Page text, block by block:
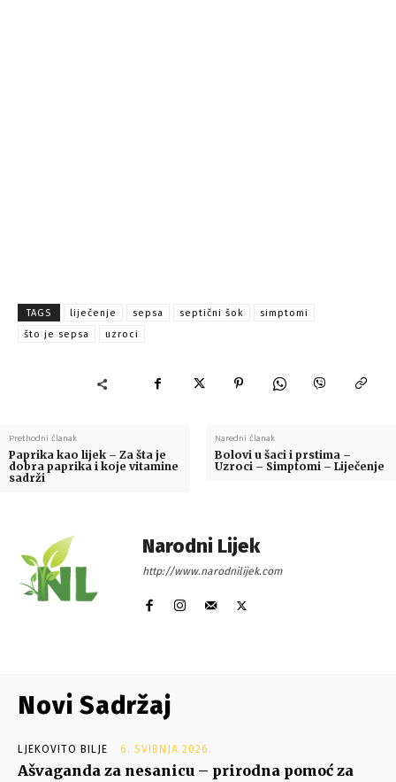
TAGS liječenje sepsa septični šok
simptomi
što je sepsa
uzroci
Prethodni članak
Paprika kao lijek – Za šta je
dobra paprika i koje vitamine
sadrži
Naredni članak
Bolovi u šaci i prstima –
Uzroci – Simptomi – Liječenje
Narodni Lijek
http://www.narodnilijek.com
Novi Sadržaj
LJEKOVITO BILJE 6. SVIBNJA 2026.
Ašvaganda za nesanicu – prirodna pomoć za